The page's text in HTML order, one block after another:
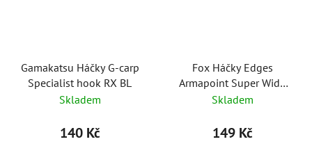
Gamakatsu Háčky G-carp
Specialist hook RX BL
Skladem
140 Kč
Fox Háčky Edges
Armapoint Super Wide
Gape Inturned Eye
Skladem
149 Kč